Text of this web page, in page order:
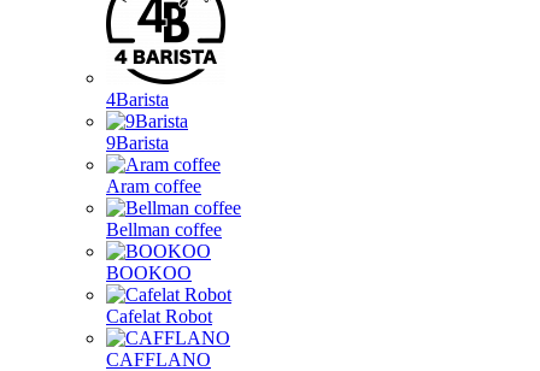
4Barista
9Barista
Aram coffee
Bellman coffee
BOOKOO
Cafelat Robot
CAFFLANO